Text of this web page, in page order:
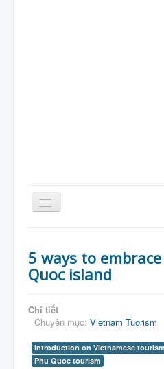
Toggle
Navigation
Giới Thiệu
Kiến Thức
Sản Phẩm
Tin Tức
Thực Phẩm
5 ways to
Quoc island
Chi tiết
Chuyên mục: Vietnam Tuorism
Introduction on Vietnamese tourism
Phu Quoc tourism